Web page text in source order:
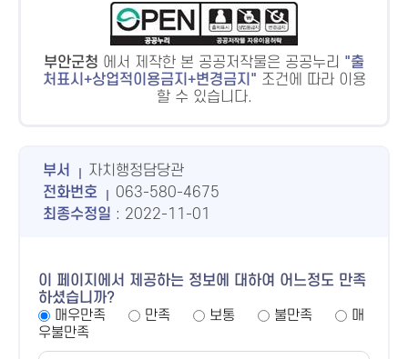
부안군청 에서 제작한 본 공공저작물은 공공누리
출
처표시+상업적이용금지+변경금지
조건에 따라 이용
할 수 있습니다.
부서
자치행정담당관
전화번호
063-580-4675
최종수정일 : 2022-11-01
이 페이지에서 제공하는 정보에 대하여 어느정도 만족
하셨습니까?
매우만족
만족 보통 불만족
매
우불만족